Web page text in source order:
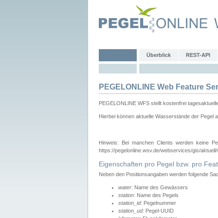
Überblick REST-API
PEGELONLINE Web Feature
PEGELONLINE WFS stellt kostenfrei
Hierbei können aktuelle Wasserstände der Pegel
Hinweis: Bei manchen Clients werden keine
https://pegelonline.wsv.de/webservices/gis/
Eigenschaften pro Pegel bzw. pro
Neben den Positionsangaben werden folgende
water: Name des Gewässers
station: Name des Pegels
station_id: Pegelnummer
station_ud: Pegel-UUID